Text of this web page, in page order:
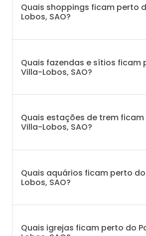
Quais shoppings ficam perto
Lobos, SAO?
Quais fazendas e sítios ficam
Villa-Lobos, SAO?
Quais estações de trem
Villa-Lobos, SAO?
Quais aquários ficam perto
Lobos, SAO?
Quais igrejas ficam perto do